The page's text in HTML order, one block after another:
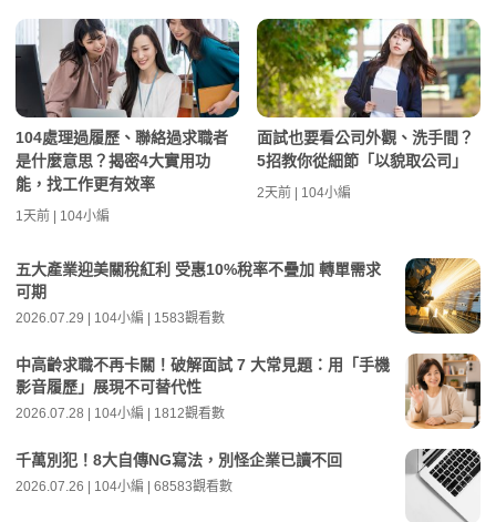
104處理過履歷、聯絡過求職者
是什麼意思？揭密4大實用功
能，找工作更有效率
1天前 | 104小編
面試也要看公司外觀、洗手間？
5招教你從細節「以貌取公司」
2天前 | 104小編
五大產業迎美關稅紅利 受惠10%稅率不疊加 轉單需求
可期
2026.07.29 | 104小編 | 1583觀看數
中高齡求職不再卡關！破解面試 7 大常見題：用「手機
影音履歷」展現不可替代性
2026.07.28 | 104小編 | 1812觀看數
千萬別犯！8大自傳NG寫法，別怪企業已讀不回
2026.07.26 | 104小編 | 68583觀看數